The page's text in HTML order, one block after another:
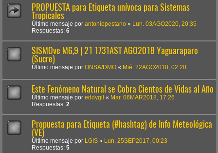
PROPUESTA para Etiqueta unívoca para Sistemas
Tropicales
Último mensaje por antoniopestano «
Lun. 03AGO2020, 20:35
Respuestas: 6
SISMOve M6,9 | 21 1731AST AGO2018 Yaguaraparo
(Sucre)
Último mensaje por ONSA/DMO « Mié. 22AGO2018, 02:20
Este Fenómeno Natural se Cobra Cientos de Vidas al Año
Último mensaje por eddygil « Mar. 06MAR2018, 17:26
Respuestas: 2
Propuesta para Etiqueta (#hashtag) de Info Meteológica
(VE)
Último mensaje por LGIS «
Lun. 25SEP2017, 00:23
Respuestas: 5